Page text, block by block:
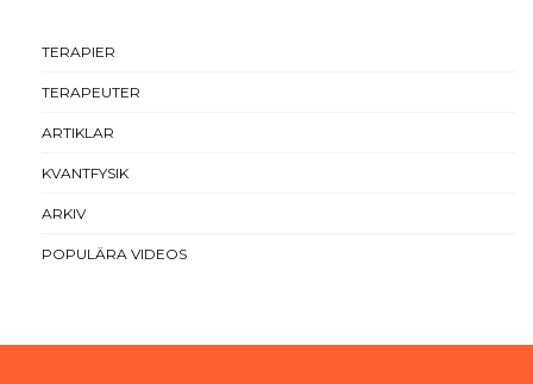
TERAPIER
TERAPEUTER
ARTIKLAR
KVANTFYSIK
ARKIV
POPULÄRA VIDEOS